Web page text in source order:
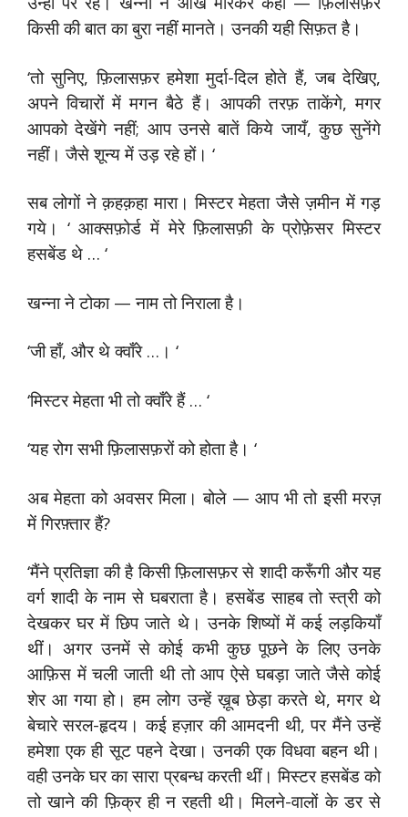
किसी की बात का बुरा नहीं मानते। उनकी यही सिफ़त है।
‘तो सुनिए, फ़िलासफ़र हमेशा मुर्दा-दिल होते हैं, जब देखिए,
अपने विचारों में मगन बैठे हैं। आपकी तरफ़ ताकेंगे, मगर
आपको देखेंगे नहीं; आप उनसे बातें किये जायँ, कुछ सुनेंगे
नहीं। जैसे शून्य में उड़ रहे हों। ‘
सब लोगों ने क़हक़हा मारा। मिस्टर मेहता जैसे ज़मीन में गड़
गये। ‘ आक्सफ़ोर्ड में मेरे फ़िलासफ़ी के प्रोफ़ेसर मिस्टर
हसबेंड थे … ‘
खन्ना ने टोका — नाम तो निराला है।
‘जी हाँ, और थे क्वाँरे …। ‘
‘मिस्टर मेहता भी तो क्वाँरे हैं … ‘
‘यह रोग सभी फ़िलासफ़रों को होता है। ‘
अब मेहता को अवसर मिला। बोले — आप भी तो इसी मरज़
में गिरफ़्तार हैं?
‘मैंने प्रतिज्ञा की है किसी फ़िलासफ़र से शादी करूँगी और यह
वर्ग शादी के नाम से घबराता है। हसबेंड साहब तो स्त्री को
देखकर घर में छिप जाते थे। उनके शिष्यों में कई लड़कियाँ
थीं। अगर उनमें से कोई कभी कुछ पूछने के लिए उनके
आफ़िस में चली जाती थी तो आप ऐसे घबड़ा जाते जैसे कोई
शेर आ गया हो। हम लोग उन्हें ख़ूब छेड़ा करते थे, मगर थे
बेचारे सरल-हृदय। कई हज़ार की आमदनी थी, पर मैंने उन्हें
हमेशा एक ही सूट पहने देखा। उनकी एक विधवा बहन थी।
वही उनके घर का सारा प्रबन्ध करती थीं। मिस्टर हसबेंड को
तो खाने की फ़िक्र ही न रहती थी। मिलने-वालों के डर से